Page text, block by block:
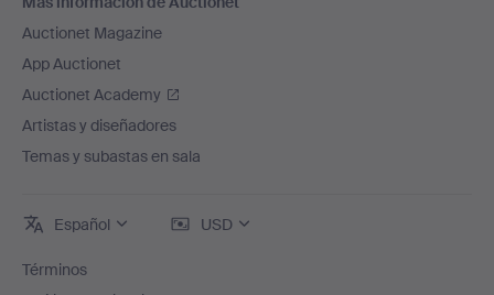
Auctionet Magazine
App Auctionet
Auctionet Academy
Artistas y diseñadores
Temas y subastas en sala
Español USD
Términos